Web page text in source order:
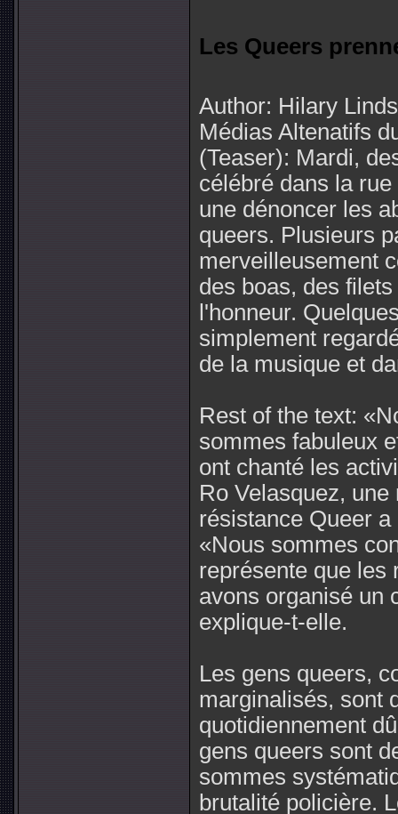
Les Queers
Author: Hilary
Médias Altenatifs
(Teaser): Mardi,
célébré dans la
une dénoncer les
queers. Plusieurs
merveilleusement
des boas, des
l'honneur.
simplement
de la musique et
Rest of the text:
sommes fabuleux
ont chanté les
Ro Velasquez,
résistance Queer
«Nous sommes
représente que les
avons organisé un
explique-t-elle.
Les gens queers,
marginalisés, sont
quotidiennement
gens queers sont
sommes
brutalité policière.